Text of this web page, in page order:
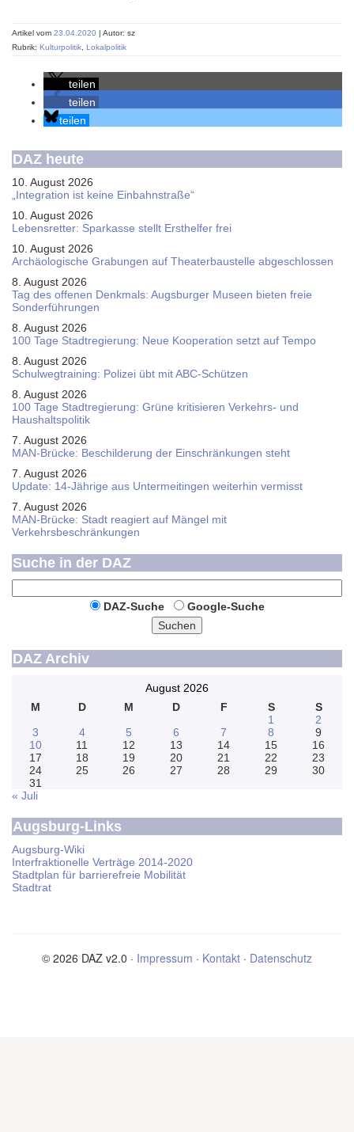
Artikel vom 23.04.2020 | Autor: sz
Rubrik: Kulturpolitik Lokalpolitik
teilen
teilen
teilen
DAZ heute
10. August 2026
„Integration ist keine Einbahnstraße“
10. August 2026
Le­bens­ret­ter: Spar­kas­se stellt Erst­hel­fer frei
10. August 2026
Ar­chäo­lo­gi­sche Gra­bun­gen auf Thea­ter­bau­stel­le ab­ge­schlos­sen
8. August 2026
Tag des offenen Denkmals: Augsburger Museen bieten freie
Sonderführungen
8. August 2026
100 Tage Stadtregierung: Neue Kooperation setzt auf Tempo
8. August 2026
Schul­weg­trai­ning: Poli­zei übt mit ABC-Schüt­zen
8. August 2026
100 Tage Stadtregierung: Grüne kritisieren Verkehrs- und
Haushaltspolitik
7. August 2026
MAN-Brücke: Beschilderung der Einschränkungen steht
7. August 2026
Update: 14-Jährige aus Untermeitingen weiterhin vermisst
7. August 2026
MAN-Brücke: Stadt reagiert auf Mängel mit
Verkehrsbeschränkungen
Suche in der DAZ
DAZ-Suche
Google-Suche
Suchen
DAZ Archiv
August 2026
M
D M D F S
S
1
2
3
4 5 6 7 8
9
10
11 12 13 14 15
16
17
18 19 20 21 22
23
24
25 26 27 28 29
30
31
« Juli
Augsburg-Links
Augsburg-Wiki
Interfraktionelle Verträge 2014-2020
Stadtplan für barrierefreie Mobilität
Stadtrat
© 2026 DAZ v2.0 · Impressum · Kontakt · Datenschutz